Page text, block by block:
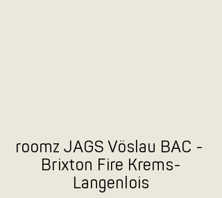
roomz JAGS Vöslau BAC -
Brixton Fire Krems-
Langenlois